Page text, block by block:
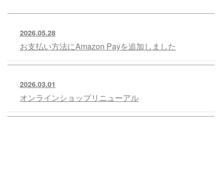
2026.05.28
お支払い方法にAmazon Payを追加しました
2026.03.01
オンラインショップリニューアル